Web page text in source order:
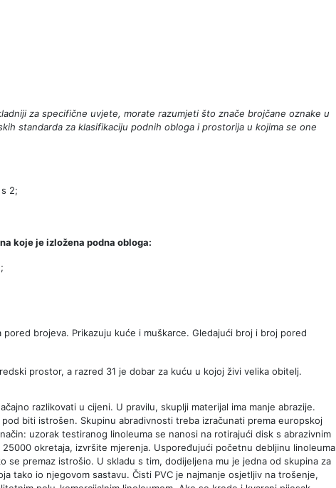
za specifične uvjete, morate razumjeti što znače brojčane oznake u
standarda za klasifikaciju podnih obloga i prostorija u kojima se one
2;
koje je izložena podna obloga:
brojeva. Prikazuju kuće i muškarce. Gledajući broj i broj pored
prostor, a razred 31 je dobar za kuću u kojoj živi velika obitelj.
razlikovati u cijeni. U pravilu, skuplji materijal ima manje abrazije.
biti istrošen. Skupinu abradivnosti treba izračunati prema europskoj
uzorak testiranog linoleuma se nanosi na rotirajući disk s abrazivnim
okretaja, izvršite mjerenja. Uspoređujući početnu debljinu linoleuma
premaz istrošio. U skladu s tim, dodijeljena mu je jedna od skupina za
tako io njegovom sastavu. Čisti PVC je najmanje osjetljiv na trošenje,